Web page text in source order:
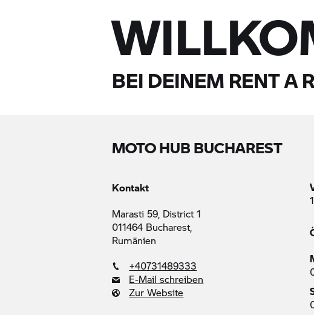
BEI DEINEM RENT A
MOTO HUB BUCHAREST
Kontakt
Marasti 59, District 1
011464 Bucharest,
Rumänien
+40731489333
E-Mail schreiben
Zur Website